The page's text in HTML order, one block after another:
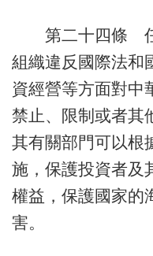
第二十四條 任
組織違反國際法和
資經營等方面對中
禁止、限制或者其
其有關部門可以根
施，保護投資者及
權益，保護國家的
害。